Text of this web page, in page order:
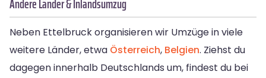
Andere Länder & Inlandsumzug
Neben Ettelbruck organisieren wir Umzüge in viele
weitere Länder, etwa Österreich, Belgien. Ziehst du
dagegen innerhalb Deutschlands um, findest du bei